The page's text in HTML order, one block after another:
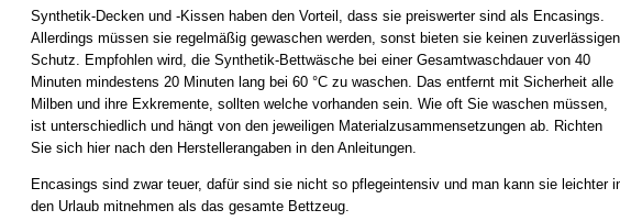
Synthetik-Decken und -Kissen haben den Vorteil, dass sie preiswerter sind als Encasings.
Allerdings müssen sie regelmäßig gewaschen werden, sonst bieten sie keinen zuverlässigen
Schutz. Empfohlen wird, die Synthetik-Bettwäsche bei einer Gesamtwaschdauer von 40
Minuten mindestens 20 Minuten lang bei 60 °C zu waschen. Das entfernt mit Sicherheit alle
Milben und ihre Exkremente, sollten welche vorhanden sein. Wie oft Sie waschen müssen,
ist unterschiedlich und hängt von den jeweiligen Materialzusammensetzungen ab. Richten
Sie sich hier nach den Herstellerangaben in den Anleitungen.
Encasings sind zwar teuer, dafür sind sie nicht so pflegeintensiv und man kann sie leichter
den Urlaub mitnehmen als das gesamte Bettzeug.